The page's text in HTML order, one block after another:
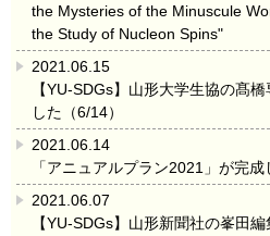
the Mysteries of the Minuscule
the Study of Nucleon Spins"
2021.06.15
【YU-SDGs】山形大学生協の髙
した（6/14）
2021.06.14
「アニュアルプラン2021」が完成
2021.06.07
【YU-SDGs】山形新聞社の峯田